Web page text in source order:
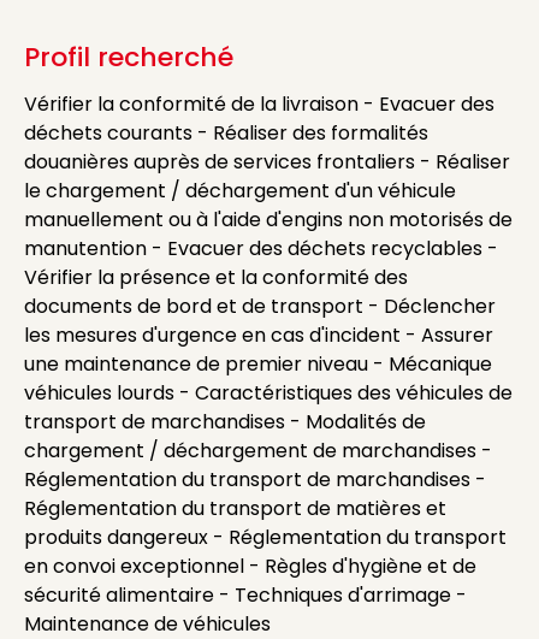
Profil recherché
Vérifier la conformité de la livraison - Evacuer des
déchets courants - Réaliser des formalités
douanières auprès de services frontaliers - Réaliser
le chargement / déchargement d'un véhicule
manuellement ou à l'aide d'engins non motorisés de
manutention - Evacuer des déchets recyclables -
Vérifier la présence et la conformité des
documents de bord et de transport - Déclencher
les mesures d'urgence en cas d'incident - Assurer
une maintenance de premier niveau - Mécanique
véhicules lourds - Caractéristiques des véhicules de
transport de marchandises - Modalités de
chargement / déchargement de marchandises -
Réglementation du transport de marchandises -
Réglementation du transport de matières et
produits dangereux - Réglementation du transport
en convoi exceptionnel - Règles d'hygiène et de
sécurité alimentaire - Techniques d'arrimage -
Maintenance de véhicules